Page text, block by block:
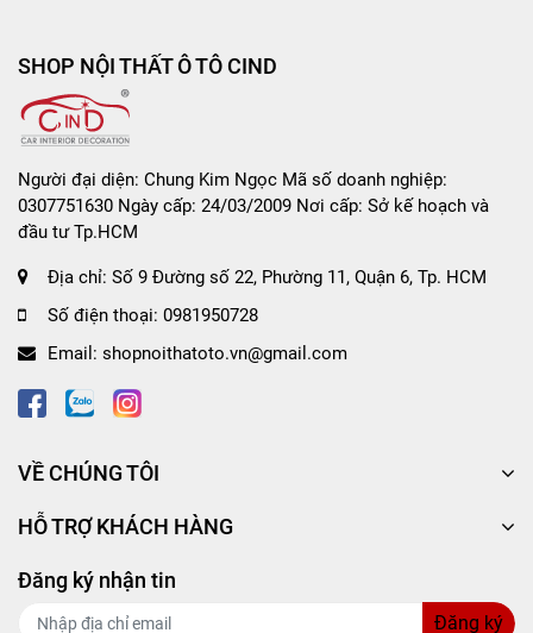
SHOP NỘI THẤT Ô TÔ CIND
Người đại diện: Chung Kim Ngọc Mã số doanh nghiệp:
0307751630 Ngày cấp: 24/03/2009 Nơi cấp: Sở kế hoạch và
đầu tư Tp.HCM
Địa chỉ: Số 9 Đường số 22, Phường 11, Quận 6, Tp. HCM
Số điện thoại: 0981950728
Email: shopnoithatoto.vn@gmail.com
VỀ CHÚNG TÔI
HỖ TRỢ KHÁCH HÀNG
Đăng ký nhận tin
Đăng ký